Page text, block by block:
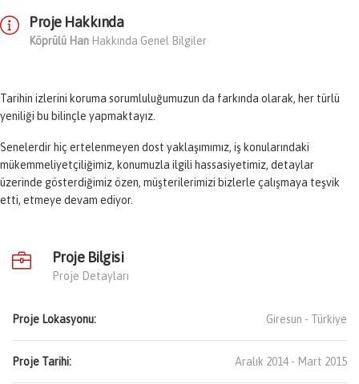
Proje Hakkında
Köprülü Han Hakkında Genel Bilgiler
Tarihin izlerini koruma sorumluluğumuzun da farkında olarak, her türlü
yeniliği bu bilinçle yapmaktayız.
Senelerdir hiç ertelenmeyen dost yaklaşımımız, iş konularındaki
mükemmeliyetçiliğimiz, konumuzla ilgili hassasiyetimiz, detaylar
üzerinde gösterdiğimiz özen, müşterilerimizi bizlerle çalışmaya teşvik
etti, etmeye devam ediyor.
Proje Bilgisi
Proje Detayları
Proje Lokasyonu: Giresun - Türkiye
Proje Tarihi: Aralık 2014 - Mart 2015